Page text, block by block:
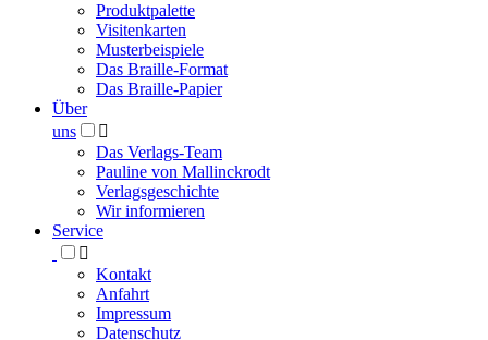
Produktpalette
Visitenkarten
Musterbeispiele
Das Braille-Format
Das Braille-Papier
Über
uns

Das Verlags-Team
Pauline von Mallinckrodt
Verlagsgeschichte
Wir informieren
Service

Kontakt
Anfahrt
Impressum
Datenschutz